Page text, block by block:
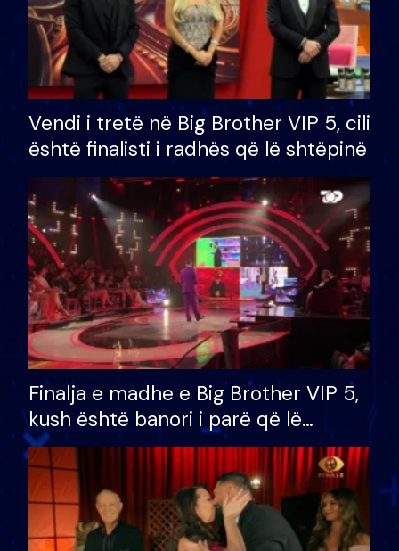
Vendi i tretë në Big Brother VIP 5, cili
është finalisti i radhës që lë shtëpinë
Finalja e madhe e Big Brother VIP 5,
kush është banori i parë që lë
shtëpinë dhe humb mundësinë për
të fituar çmimin e madh